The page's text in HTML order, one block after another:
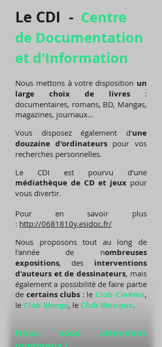
Le CDI - Centre
de Documentation
et d'Information
Nous mettons à votre disposition un
large choix de livres :
documentaires, romans, BD, Mangas,
magazines, journaux...
Vous disposez également d'une
douzaine d'ordinateurs pour vos
recherches personnelles.
Le CDI est pourvu d'une
médiathèque de CD et jeuxpour
vous divertir.
Pour en savoir plus
: http://0681810y.esidoc.fr/
Nous proposons tout au long de
l'année de nombreuses
expositions, des interventions
d'auteurs et de dessinateurs, mais
également a possibilité de faire partie
de certains clubs : le Club Cinéma,
le Club Manga, le Club Musique.
Nous vous attendons